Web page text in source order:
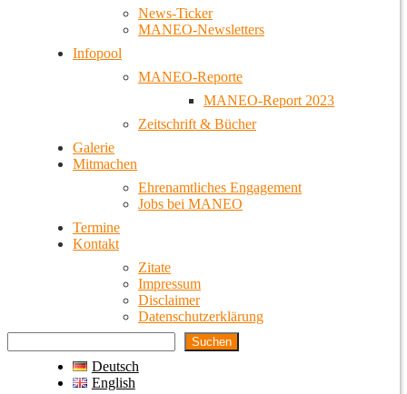
News-Ticker
MANEO-Newsletters
Infopool
MANEO-Reporte
MANEO-Report 2023
Zeitschrift & Bücher
Galerie
Mitmachen
Ehrenamtliches Engagement
Jobs bei MANEO
Termine
Kontakt
Zitate
Impressum
Disclaimer
Datenschutzerklärung
Suchen
Deutsch
English